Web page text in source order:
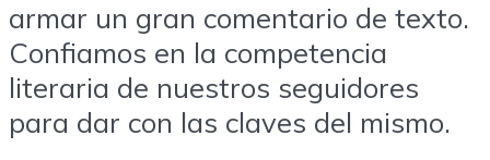
armar un gran comentario de texto.
Confiamos en la competencia
literaria de nuestros seguidores
para dar con las claves del mismo.